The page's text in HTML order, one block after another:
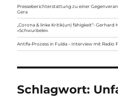
Presseberichterstattung zu einer
Gera
„Corona & linke Kritik(un) fähigkeit“- Gerhard
»Schwurbelei«
Antifa-Prozess in Fulda – Interview mit Radio
Schlagwort: